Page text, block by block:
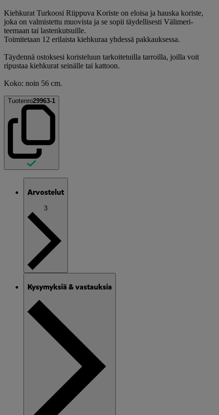
Kiehkurat Turkoosi Riippuva Koriste on eloisa ja hauska koriste,
joka on valmistettu muovista ja se sopii täydellisesti Välimeri-
teemaan tai lastenkutsuille.
Toimitetaan 12 erilaista kiehkuraa yhdessä pakkauksessa.
Täydennä ostoksesi koristeluun tarkoitetuilla tarroilla, joilla voit
ripustaa kiehkurat seinälle tai kattoon.
Koko: noin 56 cm.
Tuotenro29963-1
Arvostelut
3
Kysymyksiä & vastauksia